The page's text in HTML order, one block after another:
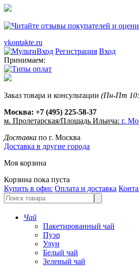
vkontakte.ru
Регистрация Вход
Принимаем:
Заказ товара и консультации (Пн-Пт
Москва: +7 (495) 225-58-37
м. Пролетарская/Площадь Ильича: г.
Доставка по г. Москва
Доставка в другие города
Моя корзина
Корзина пока пуста
Купить в офис Оплата и доставка
Чай
Пакетированный чай
Пуэр
Улун
Белый чай
Зеленый чай